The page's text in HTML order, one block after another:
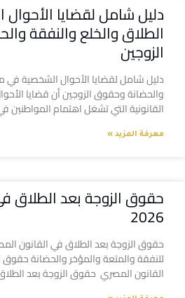
دليل شامل لقضايا
الطلاق والخلع والنفقة
الزوجين
دليل شامل لقضايا الأحوال الشخصية في
والحضانة وحقوق الزوجين أن قضايا
القانونية التي تشغل اهتمام المواطنين
معرفة المزيد »
حقوق الزوجة بعد الطلاق
2026
للنفقة والمتعة والمؤخر والحضانة
القانون المصري حقوق الزوجة بعد